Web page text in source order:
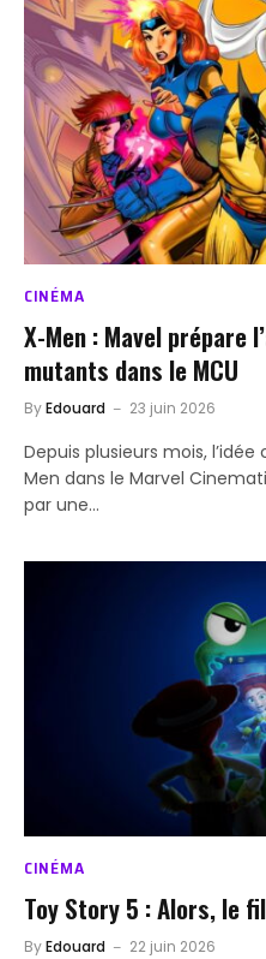
CINÉMA
X-Men : Mavel prépare
mutants dans le MCU
ByEdouard 23 juin 2026
Depuis plusieurs mois,
Men dans le Marvel
par une…
CINÉMA
Toy Story 5 : Alors, le
ByEdouard 22 juin 2026